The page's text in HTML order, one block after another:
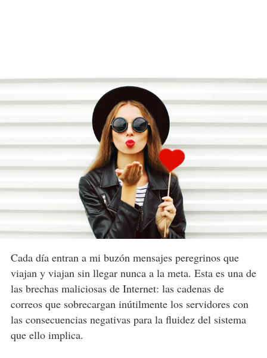
Cada día entran a mi buzón mensajes peregrinos que
viajan y viajan sin llegar nunca a la meta. Esta es una de
las brechas maliciosas de Internet: las cadenas de
correos que sobrecargan inútilmente los servidores con
las consecuencias negativas para la fluidez del sistema
que ello implica.